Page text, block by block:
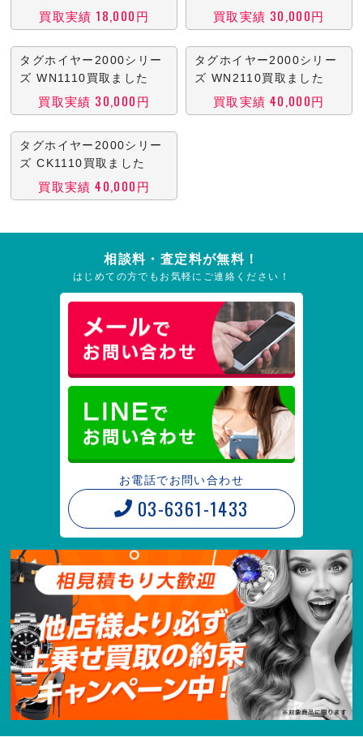
買取実績 18,000円 買取実績 30,000円
タグホイヤー2000シリー
ズ WN1110買取ました
買取実績 30,000円
タグホイヤー2000シリー
ズ WN2110買取ました
買取実績 40,000円
タグホイヤー2000シリー
ズ CK1110買取ました
買取実績 40,000円
相談料・査定料が無料！
はじめての方でもお気軽にご連絡ください！
お電話でお問い合わせ
03-6361-1433